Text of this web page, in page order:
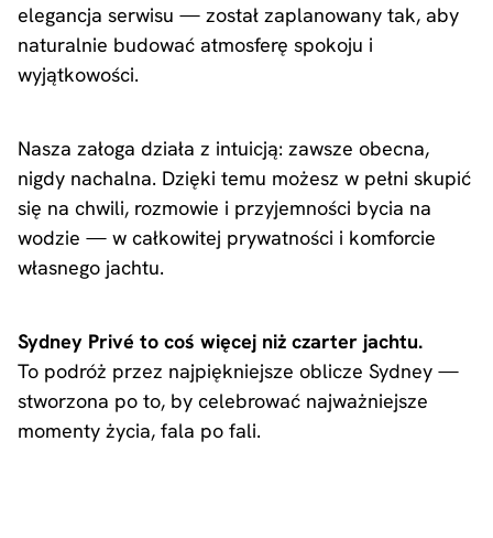
elegancja serwisu — został zaplanowany tak, aby
naturalnie budować atmosferę spokoju i
wyjątkowości.
Nasza załoga działa z intuicją: zawsze obecna,
nigdy nachalna. Dzięki temu możesz w pełni skupić
się na chwili, rozmowie i przyjemności bycia na
wodzie — w całkowitej prywatności i komforcie
własnego jachtu.
Sydney Privé to coś więcej niż czarter jachtu.
To podróż przez najpiękniejsze oblicze Sydney —
stworzona po to, by celebrować najważniejsze
momenty życia, fala po fali.